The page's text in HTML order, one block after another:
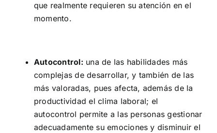
que realmente requieren su atención en el
momento.
Autocontrol: una de las habilidades más
complejas de desarrollar, y también de las
más valoradas, pues afecta, además de la
productividad el clima laboral; el
autocontrol permite a las personas gestionar
adecuadamente su emociones y disminuir el